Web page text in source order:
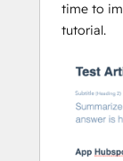
time to
tutorial.